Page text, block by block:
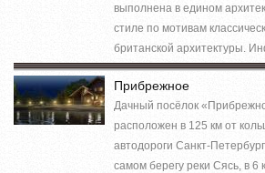
выполнена в едином
стиле по мотивам
британской архитектуры.
Прибрежное
Дачный посёлок
расположен в 125 км от
автодороги Санкт-
самом берегу реки Сясь, в 6